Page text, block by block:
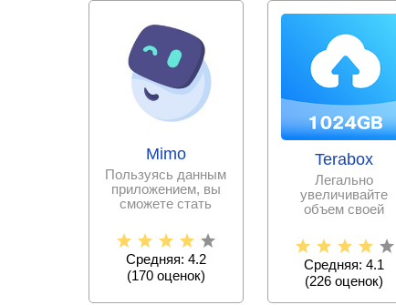
Mimo
Пользуясь данным
приложением, вы
сможете стать
сравнительно
Средняя: 4.2
(170оценок)
Terabox
Легально
увеличивайте
объем своей
всю необходимую
информацию и
Средняя: 4.1
(226 оценок)